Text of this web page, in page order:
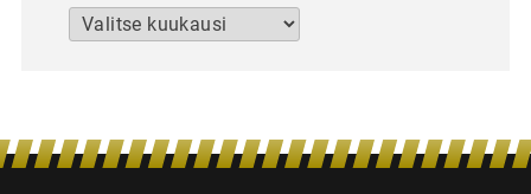
Arkistot